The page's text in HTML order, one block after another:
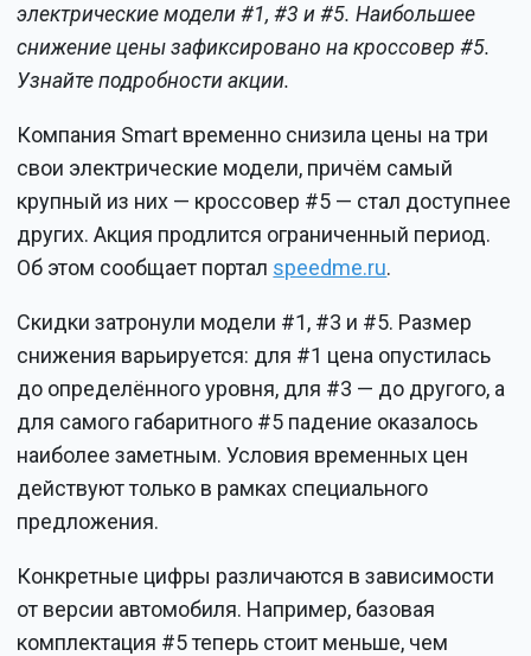
электрические модели #1, #3 и #5. Наибольшее
снижение цены зафиксировано на кроссовер #5.
Узнайте подробности акции.
Компания Smart временно снизила цены на три
свои электрические модели, причём самый
крупный из них — кроссовер #5 — стал доступнее
других. Акция продлится ограниченный период.
Об этом сообщает портал speedme.ru.
Скидки затронули модели #1, #3 и #5. Размер
снижения варьируется: для #1 цена опустилась
до определённого уровня, для #3 — до другого, а
для самого габаритного #5 падение оказалось
наиболее заметным. Условия временных цен
действуют только в рамках специального
предложения.
Конкретные цифры различаются в зависимости
от версии автомобиля. Например, базовая
комплектация #5 теперь стоит меньше, чем